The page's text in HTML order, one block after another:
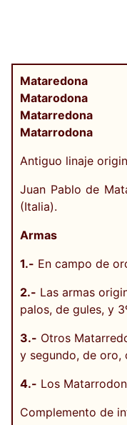
Mataredona
Matarodona
Matarredona
Matarrodona
Antiguo linaje
Juan Pablo de
(Italia).
Armas
1.- En campo de
2.- Las armas
palos, de gules, y
3.- Otros
y segundo, de oro,
4.- Los
Complemento de